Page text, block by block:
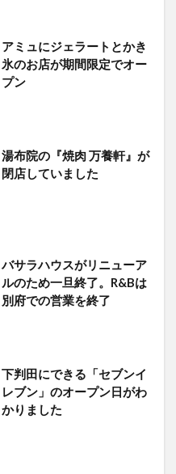
アミュにジェラートとかき
氷のお店が期間限定でオー
プン
湯布院の『焼肉 万養軒』が
閉店していました
バサラハウスがリニューア
ルのため一旦終了。R&Bは
別府での営業を終了
下判田にできる「セブンイ
レブン」のオープン日がわ
かりました